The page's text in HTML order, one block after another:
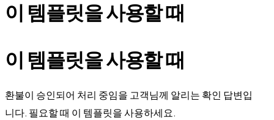
이 템플릿을 사용할 때
이 템플릿을 사용할 때
환불이 승인되어 처리 중임을 고객님께 알리는 확인 답변입
니다. 필요할 때 이 템플릿을 사용하세요.